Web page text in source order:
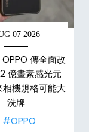
07 2026
OPPO 傳全面改
億畫素感光元
相機規格可能大
洗牌
#OPPO